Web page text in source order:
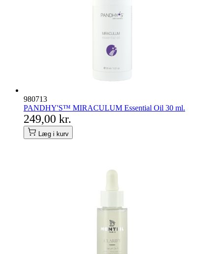
980713
PANDHY'S™ MIRACULUM Essential Oil 30 ml.
249,00 kr.
Læg i kurv